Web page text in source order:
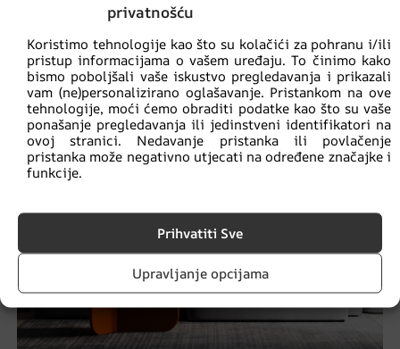
privatnošću
Koristimo tehnologije kao što su kolačići za pohranu i/ili
pristup informacijama o vašem uređaju. To činimo kako
bismo poboljšali vaše iskustvo pregledavanja i prikazali
vam (ne)personalizirano oglašavanje. Pristankom na ove
tehnologije, moći ćemo obraditi podatke kao što su vaše
ponašanje pregledavanja ili jedinstveni identifikatori na
ovoj stranici. Nedavanje pristanka ili povlačenje
pristanka može negativno utjecati na određene značajke i
funkcije.
Prihvatiti Sve
Upravljanje opcijama